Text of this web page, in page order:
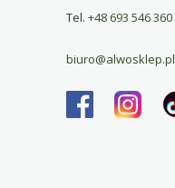
Tel.+48 693 546 360
biuro@alwosklep.pl